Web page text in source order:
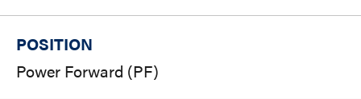
POSITION
Power Forward (PF)